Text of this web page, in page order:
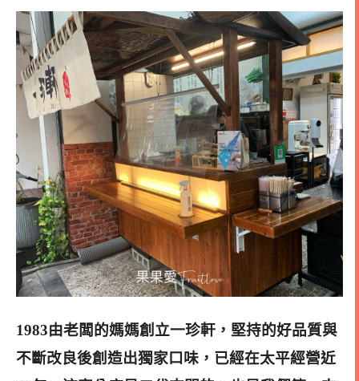
1983由老闆的媽媽創立一珍軒 ，堅持的好品質與
不斷改良後創造出獨家口味，已經在太平經營近